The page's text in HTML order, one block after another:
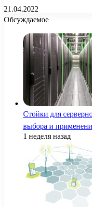
21.04.2022
Обсуждаемое
Стойки для
выбора и
1 неделя назад